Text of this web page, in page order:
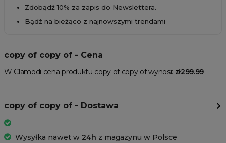
Zdobądź 10% za zapis do Newslettera.
Bądź na bieżąco z najnowszymi trendami
copy of copy of - Cena
W Clamodi cena produktu copy of copy of wynosi: zł299.99
copy of copy of - Dostawa
Wysyłka nawet w 24h z magazynu w Polsce